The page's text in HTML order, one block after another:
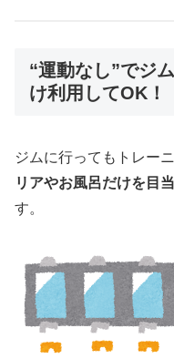
“運動なし”でジ
け利用してOK！
ジムに行ってもトレー
リアやお風呂だけを目
す。